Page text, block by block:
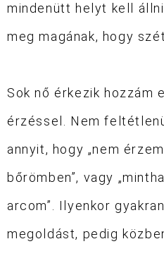
mindenütt helyt kell
meg magának, hogy
Sok nő érkezik hozzám
érzéssel. Nem
annyit, hogy „nem
bőrömben”, vagy
arcom”. Ilyenkor
megoldást, pedig